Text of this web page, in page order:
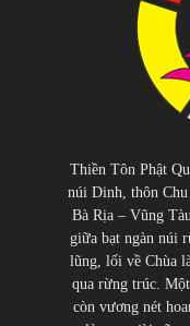
Thiền Tôn Phật
núi Dinh, thôn
Bà Rịa – Vũng
giữa bạt ngàn núi
lũng, lối về Chùa
qua rừng trúc.
còn vương nét